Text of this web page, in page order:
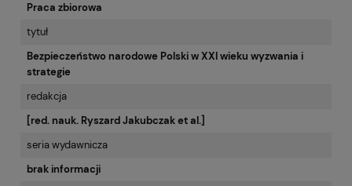
Praca zbiorowa
tytuł
Bezpieczeństwo narodowe Polski w XXI wieku wyzwania i
strategie
redakcja
[red. nauk. Ryszard Jakubczak et al.]
seria wydawnicza
brak informacji